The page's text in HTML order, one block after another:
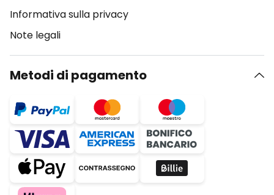
Informativa sulla privacy
Note legali
Metodi di pagamento